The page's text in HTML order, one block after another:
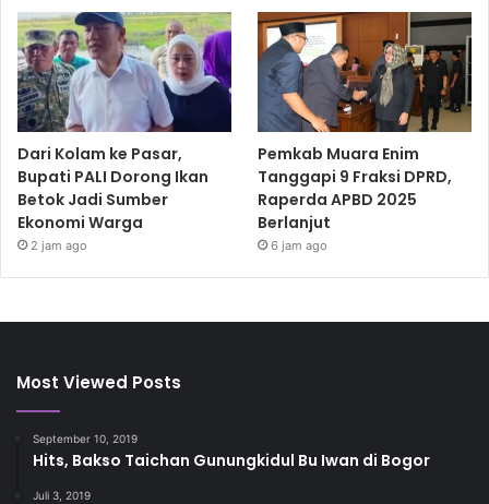
Dari Kolam ke Pasar,
Bupati PALI Dorong Ikan
Betok Jadi Sumber
Ekonomi Warga
2 jam ago
Pemkab Muara Enim
Tanggapi 9 Fraksi DPRD,
Raperda APBD 2025
Berlanjut
6 jam ago
Most Viewed Posts
September 10, 2019
Hits, Bakso Taichan Gunungkidul Bu Iwan di Bogor
Juli 3, 2019